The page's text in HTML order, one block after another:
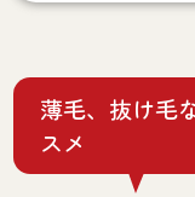
薄毛、抜け毛
スメ